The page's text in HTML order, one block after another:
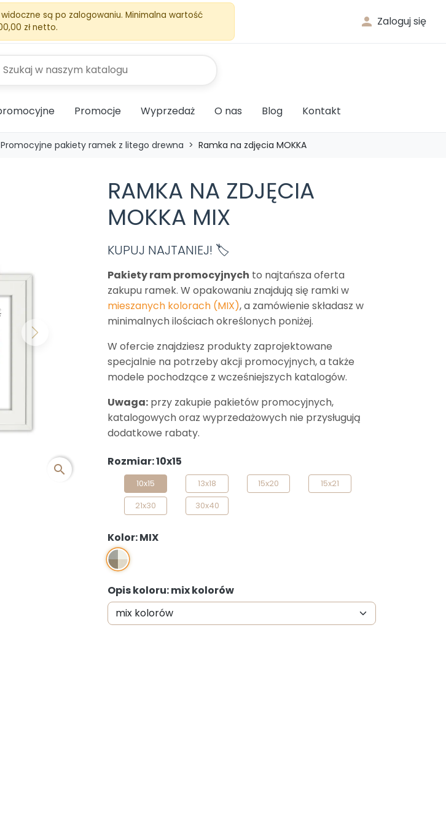
 Zaloguj się
są po zalogowaniu. Minimalna wartość
zł netto.
Promocje Wyprzedaż O nas Blog Kontakt
Promocyjne pakiety ramek z litego drewna Ramka na zdjęcia MOKKA
Next
search
RAMKA NA ZDJĘCIA
MOKKA MIX
KUPUJ NAJTANIEJ! 🏷️
Pakiety ram promocyjnych to najtańsza oferta
zakupu ramek. W opakowaniu znajdują się ramki w
mieszanych kolorach (MIX), a zamówienie składasz w
minimalnych ilościach określonych poniżej.
W ofercie znajdziesz produkty zaprojektowane
specjalnie na potrzeby akcji promocyjnych, a także
modele pochodzące z wcześniejszych katalogów.
Uwaga: przy zakupie pakietów promocyjnych,
katalogowych oraz wyprzedażowych nie przysługują
dodatkowe rabaty.
Rozmiar: 10x15
10x15 13x18 15x20
15x21
21x30
30x40
Kolor: MIX
MIX
Opis koloru: mix kolorów